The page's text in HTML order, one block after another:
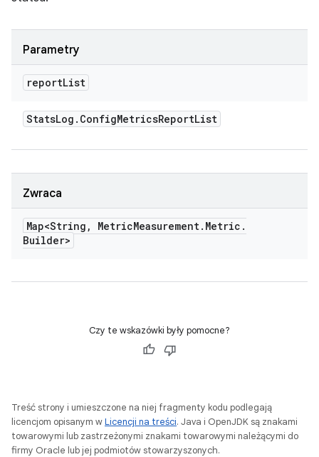
Parametry
reportList
StatsLog . ConfigMetricsReportList
Zwraca
Map<String , MetricMeasurement. Metric .
Builder>
Czy te wskazówki były pomocne?
Treść strony i umieszczone na niej fragmenty kodu podlegają
licencjom opisanym wLicencji na treści. Java i OpenJDK są znakami
towarowymi lub zastrzeżonymi znakami towarowymi należącymi do
firmy Oracle lub jej podmiotów stowarzyszonych.